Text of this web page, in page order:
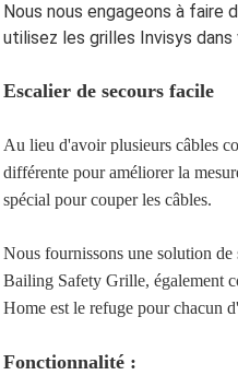
Nous nous engageons à
utilisez les grilles Invisys dans
Escalier de secours facile
Au lieu d'avoir plusieurs câbles
différente pour améliorer la
spécial pour couper les câbles.
Nous fournissons une solution
Bailing Safety Grille, également
Home est le refuge pour chacun
Fonctionnalité :